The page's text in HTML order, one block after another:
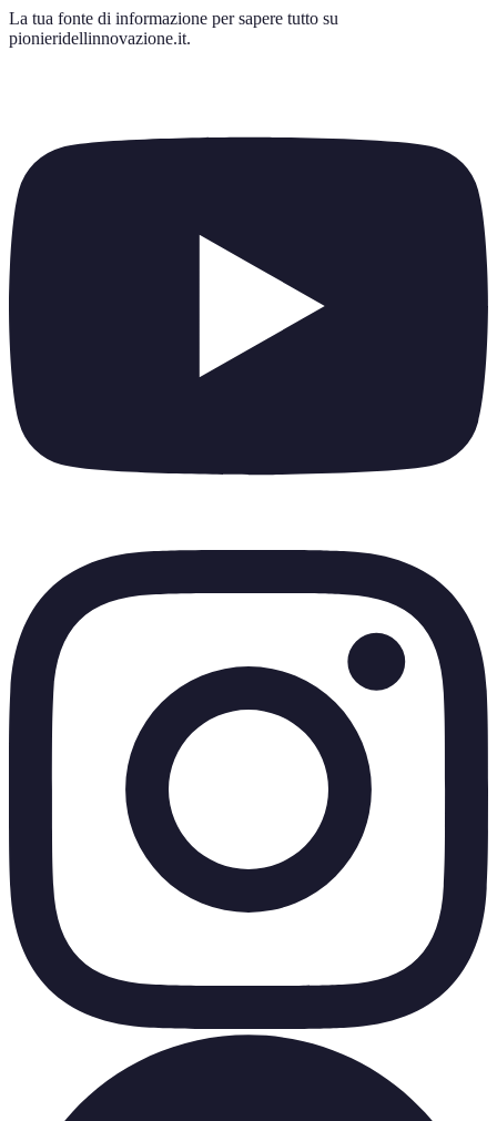
La tua fonte di informazione per sapere tutto su
pionieridellinnovazione.it.